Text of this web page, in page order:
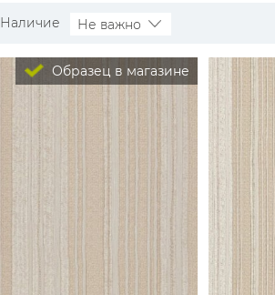
Наличие Не важно
Образец в магазине